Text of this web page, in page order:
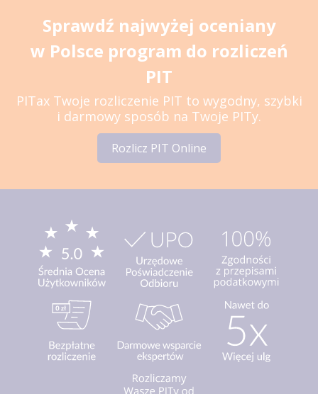
Sprawdź najwyżej oceniany
w Polsce program do rozliczeń
PIT
PITax Twoje rozliczenie PIT to wygodny, szybki
i darmowy sposób na Twoje PITy.
Rozlicz PIT Online